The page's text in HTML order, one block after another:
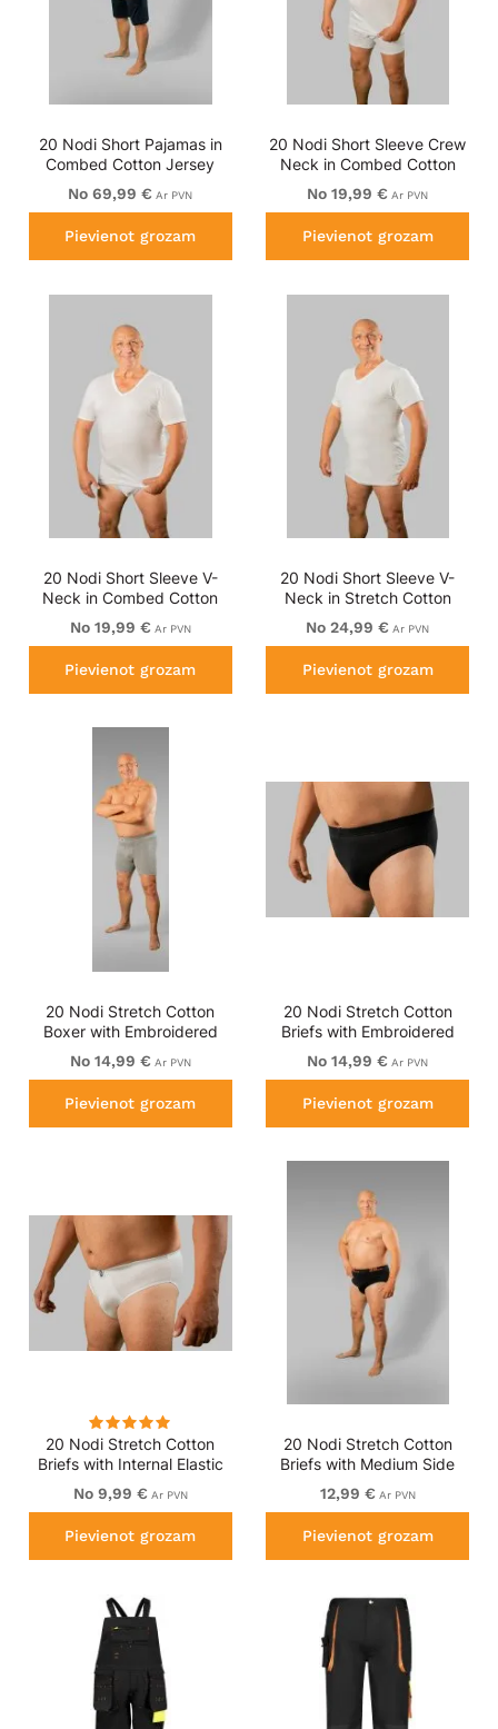
20 Nodi Short Pajamas in
Combed Cotton Jersey
Blue/Black
No 69,99 € Ar PVN
Pievienot grozam
20 Nodi Short Sleeve Crew
Neck in Combed Cotton
Jersey White
No 19,99 € Ar PVN
Pievienot grozam
20 Nodi Short Sleeve V-
Neck in Combed Cotton
Jersey White
No 19,99 € Ar PVN
Pievienot grozam
20 Nodi Short Sleeve V-
Neck in Stretch Cotton
White
No 24,99 € Ar PVN
Pievienot grozam
20 Nodi Stretch Cotton
Boxer with Embroidered
Long Leg Grey
No 14,99 € Ar PVN
Pievienot grozam
20 Nodi Stretch Cotton
Briefs with Embroidered
Side Label Black
No 14,99 € Ar PVN
Pievienot grozam
20 Nodi Stretch Cotton
Briefs with Internal Elastic
Band and Low Rise White
No 9,99 € Ar PVN
Pievienot grozam
20 Nodi Stretch Cotton
Briefs with Medium Side
Cut Black
12,99 € Ar PVN
Pievienot grozam